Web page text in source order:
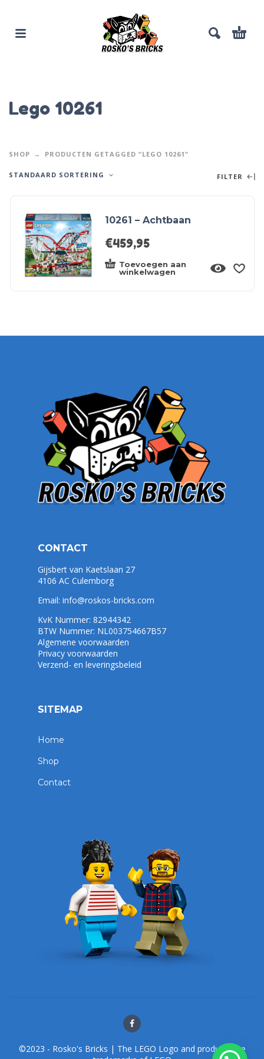
Lego 10261
SHOP PRODUCTEN GETAGGED “LEGO 10261”
STANDAARD SORTERING FILTER
10261 – Achtbaan
€459,95
Toevoegen aan
winkelwagen
CONTACT
Gijsbert van Kaetslaan 27
4106 AC Culemborg
Email: info@roskos-bricks.com
KvK Nummer: 82944342
BTW Nummer: NL003754667B57
Algemene voorwaarden
Privacy voorwaarden
Verzend- en leveringsbeleid
SITEMAP
Home
Shop
Contact
©2023 - Rosko's Bricks | The LEGO Logo and products are